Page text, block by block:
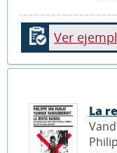
Ver
La